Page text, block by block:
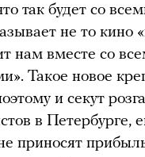
так будет со
не то кино
нам вместе со
Такое новое
и секут
в Петербурге,
приносят